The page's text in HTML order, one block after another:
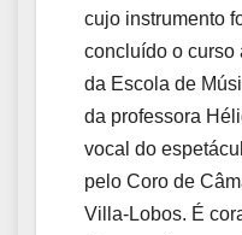
cujo instrumento
concluído o curso
da Escola de
da professora
vocal do
pelo Coro de
Villa-Lobos. É